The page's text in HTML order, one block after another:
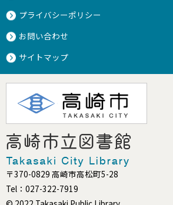
プライバシーポリシー
お問い合わせ
サイトマップ
〒370-0829 高崎市高松町5-28
Tel：027-322-7919